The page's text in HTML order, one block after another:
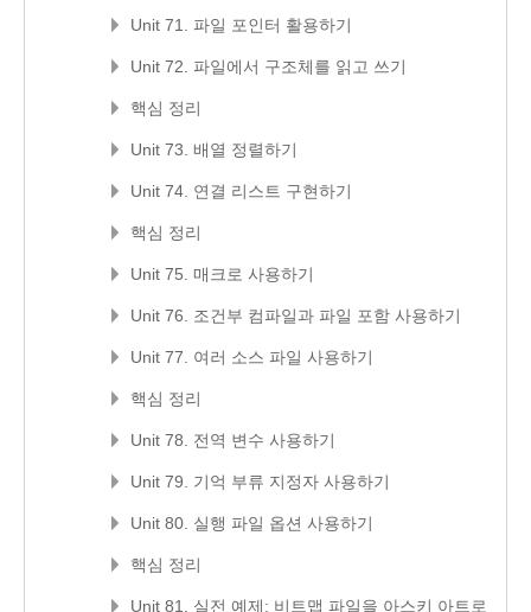
Unit 71. 파일 포인터 활용하기
Unit 72. 파일에서 구조체를 읽고 쓰기
핵심 정리
Unit 73. 배열 정렬하기
Unit 74. 연결 리스트 구현하기
핵심 정리
Unit 75. 매크로 사용하기
Unit 76. 조건부 컴파일과 파일 포함 사용하기
Unit 77. 여러 소스 파일 사용하기
핵심 정리
Unit 78. 전역 변수 사용하기
Unit 79. 기억 부류 지정자 사용하기
Unit 80. 실행 파일 옵션 사용하기
핵심 정리
Unit 81. 실전 예제: 비트맵 파일을 아스키 아트로